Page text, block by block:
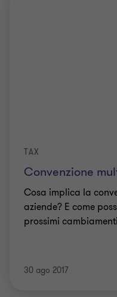
Convenzione
TAX
Cosa implica la
aziende? E come
prossimi
30 ago 2017